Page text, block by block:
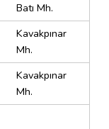
Batı Mh.
Kavakpınar
Mh.
Kavakpınar
Mh.